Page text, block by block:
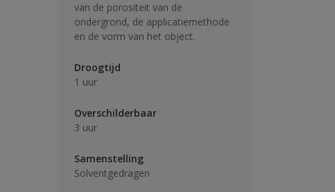
van de porositeit van de
ondergrond, de applicatiemethode
en de vorm van het object.
Droogtijd
1 uur
Overschilderbaar
3 uur
Samenstelling
Solventgedragen